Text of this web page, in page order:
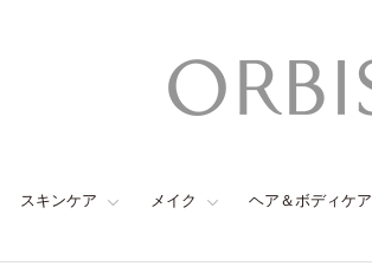
スキンケア メイク ヘア＆ボディケア